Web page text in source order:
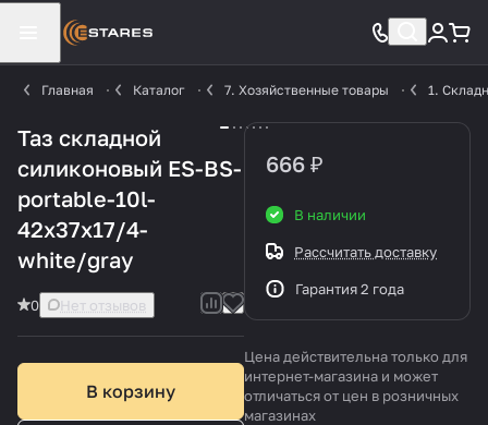
Главная Каталог 7. Хозяйственные товары 1.
Таз складной
силиконовый ES-BS-
portable-10l-
42x37x17/4-
white/gray
0 Нет отзывов
В корзину
666 ₽
В наличии
Рассчитать доставку
Гарантия 2 года
Цена действительна только для
интернет-магазина и может
отличаться от цен в розничных
магазинах